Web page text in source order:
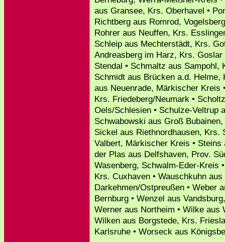
aus Gransee, Krs. Oberhavel •
Richtberg aus Romrod,
Rohrer aus Neuffen, Krs.
Schleip aus Mechterstädt, Krs.
Andreasberg im Harz, Krs.
Stendal • Schmaltz aus Sampohl,
Schmidt aus Brücken a.d. Helme,
aus Neuenrade, Märkischer Kreis
Krs. Friedeberg/Neumark •
Oels/Schlesien • Schulze-Veltrup
Schwabowski aus Groß
Sickel aus Riethnordhausen, Krs.
Valbert, Märkischer Kreis •
der Plas aus Delfshaven, Prov.
Wasenberg, Schwalm-Eder-Kreis
Krs. Cuxhaven • Wauschkuhn
Darkehmen/Ostpreußen • Weber
Bernburg • Wenzel aus
Werner aus Northeim • Wilke aus
Wilken aus Borgstede, Krs.
Karlsruhe • Worseck aus